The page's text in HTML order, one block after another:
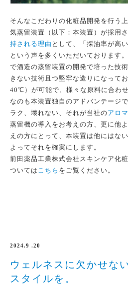
そんなこだわりの化粧品開発を行う
気蒸留装置（以下：本装置）が採用
持される理由 として、「採油率が高
という声を多くいただいております
で酒造の蒸留装置の開発で培った技
きない技術且つ堅牢な造りになって
40℃）が可能で、様々な原料に合わ
なのも本装置独自のアドバンテージ
ラク、壊れない、それが当社のアロ
蒸留機の導入をお考えの方、更に他
えの方にとって、本装置は他にはな
よってそれを確実にします。
前田薬品工業株式会社スキンケア化
ついては こちら をご覧ください。
2024.9 .20
ウェルネスに欠かせな
スタイルを。